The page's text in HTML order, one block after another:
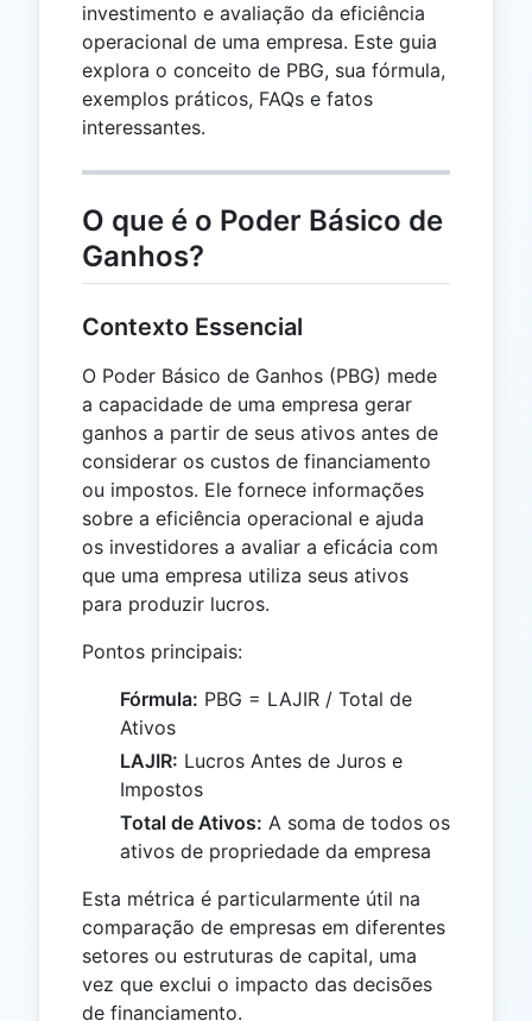
investimento e avaliação da eficiência
operacional de uma empresa. Este guia
explora o conceito de PBG, sua fórmula,
exemplos práticos, FAQs e fatos
interessantes.
O que é o Poder Básico de
Ganhos?
Contexto Essencial
O Poder Básico de Ganhos (PBG) mede
a capacidade de uma empresa gerar
ganhos a partir de seus ativos antes de
considerar os custos de financiamento
ou impostos. Ele fornece informações
sobre a eficiência operacional e ajuda
os investidores a avaliar a eficácia com
que uma empresa utiliza seus ativos
para produzir lucros.
Pontos principais:
Fórmula: PBG = LAJIR / Total de
Ativos
LAJIR: Lucros Antes de Juros e
Impostos
Total de Ativos: A soma de todos os
ativos de propriedade da empresa
Esta métrica é particularmente útil na
comparação de empresas em diferentes
setores ou estruturas de capital, uma
vez que exclui o impacto das decisões
de financiamento.